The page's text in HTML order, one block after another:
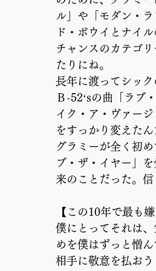
ル」や「モダン・
ド・ボウイとナイ
チャンスのカテゴ
たりにね。
長年に渡ってシッ
Ｂ-52‘sの曲「ラブ
イク・ア・ヴァー
をすっかり変えた
グラミーが全く初
ブ・ザ・イヤー」
来のことだった。
【この10年で最も
僕にとってそれは
めを僕はずっと憎
相手に敬意を払お